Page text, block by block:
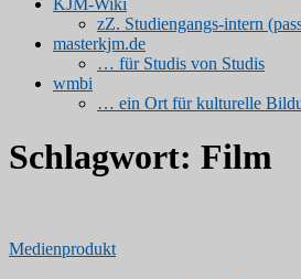
KJM-Wiki
zZ. Studiengangs-intern
masterkjm.de
… für Studis von Studis
wmbi
… ein Ort für kulturelle
Schlagwort: Film
Medienprodukt